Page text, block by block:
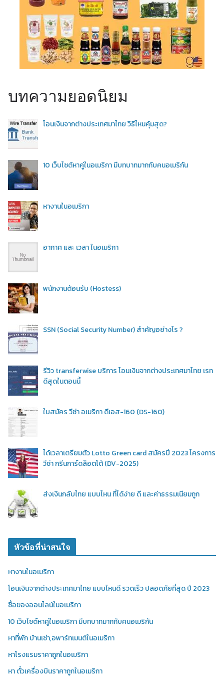
บทความยอดนิยม
โอนเงินจากต่างประเทศมาไทย วิธีไหนคุ้มสุด?
10 เว็บไซต์หาคู่ในอเมริกา มีบทบาทมากกับคนอเมริกัน
หางานในอเมริกา
อากาศ และ เวลา ในอเมริกา
พนักงานต้อนรับ (Hostess)
SSN (Social Security Number) สำคัญอย่างไร ?
รีวิว transferwise บริการ โอนเงินจากต่างประเทศมาไทย เรท
ดีสุดในตอนนี้
ใบสมัคร วีซ่า อเมริกา ดีเอส-160 (DS-160)
ได้เวลาเตรียมตัว Lotto Green card สมัครปี 2023 โครงการ
วีซ่า กรีนการ์ดล็อตโต้ (DV-2025)
ส่งเงินกลับไทย แบบไหน ที่ได้ง่าย ดี และค่าธรรมเนียมถูก
หัวข้อที่น่าสนใจ
หางานในอเมริกา
โอนเงินจากต่างประเทศมาไทย แบบไหนดี รวดเร็ว ปลอดภัยที่สุด ปี 2023
ซื้อของออนไลน์ในอเมริกา
10 เว็บไซต์หาคู่ในอเมริกา มีบทบาทมากกับคนอเมริกัน
หาที่พัก บ้านเช่า,อพาร์ทเมนต์ในอเมริกา
หาโรงแรมราคาถูกในอเมริกา
หา ตั๋วเครื่องบินราคาถูกในอเมริกา